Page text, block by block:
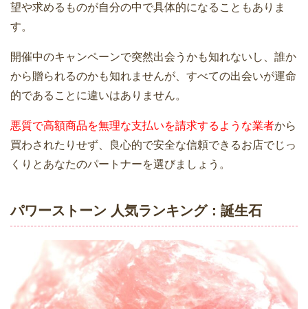
望や求めるものが自分の中で具体的になることもありま
す。
開催中のキャンペーンで突然出会うかも知れないし、誰か
から贈られるのかも知れませんが、すべての出会いが運命
的であることに違いはありません。
悪質で高額商品を無理な支払いを請求するような業者から
買わされたりせず、良心的で安全な信頼できるお店でじっ
くりとあなたのパートナーを選びましょう。
パワーストーン 人気ランキング：誕生石